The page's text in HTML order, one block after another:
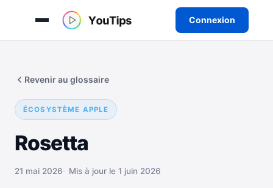
Connexion
contenu
ÉCOSYSTÈME APPLE
Rosetta
Revenir au glossaire
21 mai 2026 Mis à jour le 1 juin 2026